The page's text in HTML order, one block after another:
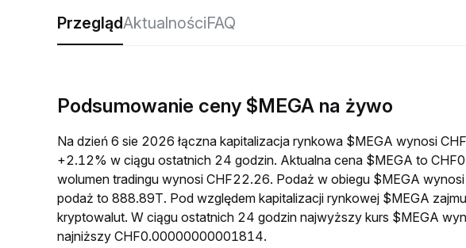
PrzeglądAktualnościFAQ
Podsumowanie ceny $MEGA na żywo
Na dzień 6 sie 2026 łączna kapitalizacja rynkowa $MEGA wynosi
+2.12% w ciągu ostatnich 24 godzin. Aktualna cena $MEGA to
wolumen tradingu wynosi CHF22.26. Podaż w obiegu $MEGA
podaż to 888.89T. Pod względem kapitalizacji rynkowej $MEGA
kryptowalut. W ciągu ostatnich 24 godzin najwyższy kurs $MEGA
najniższy CHF0.00000000001814.